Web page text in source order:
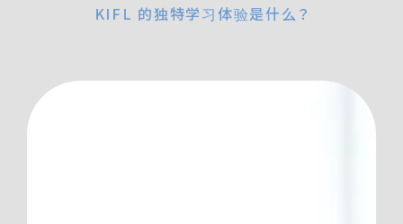
KIFL 的独特学习体验是什么？